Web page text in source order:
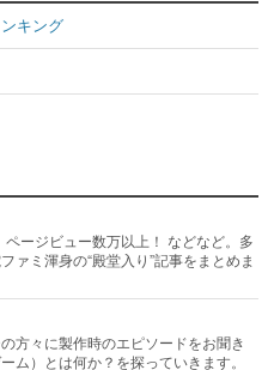
キング
ージビュー数万以上！ などなど。多
ァミ渾身の“殿堂入り”記事をまとめま
方々に製作時のエピソードをお聞き
ム）とは何か？を探っていきます。